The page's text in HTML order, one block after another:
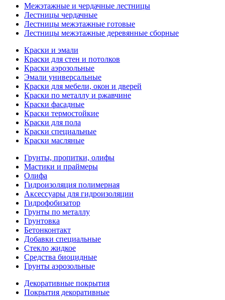
Межэтажные и чердачные лестницы
Лестницы чердачные
Лестницы межэтажные готовые
Лестницы межэтажные деревянные сборные
Краски и эмали
Краски для стен и потолков
Краски аэрозольные
Эмали универсальные
Краски для мебели, окон и дверей
Краски по металлу и ржавчине
Краски фасадные
Краски термостойкие
Краски для пола
Краски специальные
Краски масляные
Грунты, пропитки, олифы
Мастики и праймеры
Олифа
Гидроизоляция полимерная
Аксессуары для гидроизоляции
Гидрофобизатор
Грунты по металлу
Грунтовка
Бетонконтакт
Добавки специальные
Стекло жидкое
Средства биоцидные
Грунты аэрозольные
Декоративные покрытия
Покрытия декоративные